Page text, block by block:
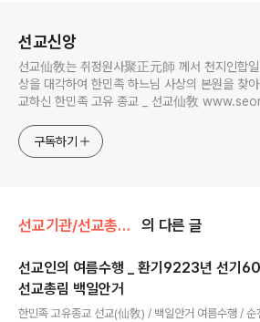
선교신앙
선교仙敎는 취정원사聚正元師 께서 천지인합일 정회正回사
상을 대각하여 한민족 하느님 사상의 본원을 찾아 1991년 창
교하신 한민족 고유 종교 _ 선교仙敎
구독하기
선교기관/선교총림선림원 의 다른 글
선교인의 여름수행 _ 환기9223년 선기
선교총림 백일안거
한민족 고유종교 선교(仙敎) / 백일안거 여름수행 / 순